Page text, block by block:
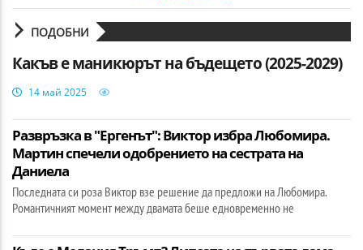
ПОДОБНИ
Какъв е маникюрът на бъдещето (2025-2029)
14 май 2025
Развръзка в "Ергенът": Виктор избра Любомира.
Мартин спечели одобрението на сестрата на
Даниела
Последната си роза Виктор взе решение да предложи на Любомира.
Романтичният момент между двамата беше едновременно не